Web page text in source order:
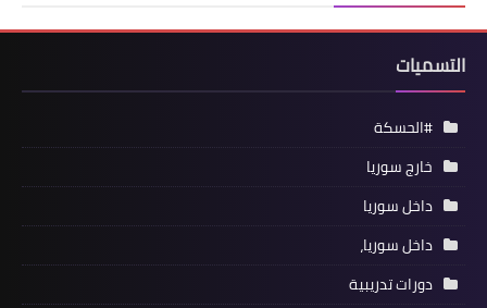
التسميات
#الحسكة
خارج سوريا
داخل سوريا
داخل سوريا،
دورات تدريبية